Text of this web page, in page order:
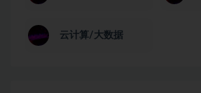
云计算/大数据